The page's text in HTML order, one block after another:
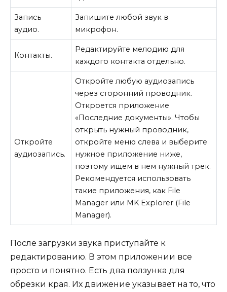
Запись
аудио.
Запишите любой звук в
микрофон.
Контакты.
Редактируйте мелодию для
каждого контакта отдельно.
Откройте
аудиозапись.
Откройте любую аудиозапись
через сторонний проводник.
Откроется приложение
«Последние документы». Чтобы
открыть нужный проводник,
откройте меню слева и выберите
нужное приложение ниже,
поэтому ищем в нем нужный трек.
Рекомендуется использовать
такие приложения, как File
Manager или MK Explorer (File
Manager).
После загрузки звука приступайте к
редактированию. В этом приложении все
просто и понятно. Есть два ползунка для
обрезки края. Их движение указывает на то, что